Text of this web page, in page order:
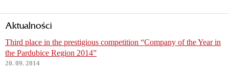
Aktualności
Third place in the prestigious competition “Company of the Year in
the Pardubice Region 2014”
20. 09. 2014